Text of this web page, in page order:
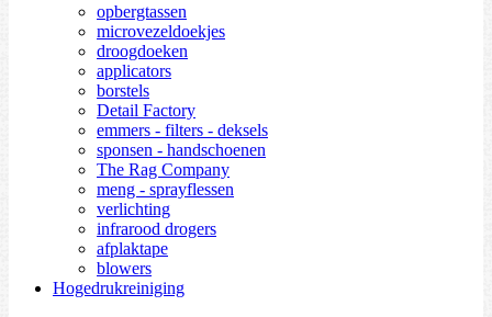
opbergtassen
microvezeldoekjes
droogdoeken
applicators
borstels
Detail Factory
emmers - filters - deksels
sponsen - handschoenen
The Rag Company
meng - sprayflessen
verlichting
infrarood drogers
afplaktape
blowers
Hogedrukreiniging